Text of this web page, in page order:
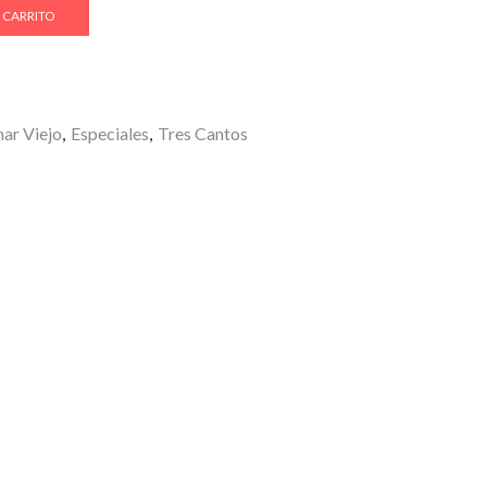
Viejo, Especiales, Tres Cantos